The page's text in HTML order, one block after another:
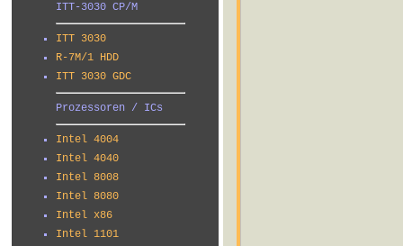
ITT-3030 CP/M
ITT 3030
R-7M/1 HDD
ITT 3030 GDC
Prozessoren / ICs
Intel 4004
Intel 4040
Intel 8008
Intel 8080
Intel x86
Intel 1101